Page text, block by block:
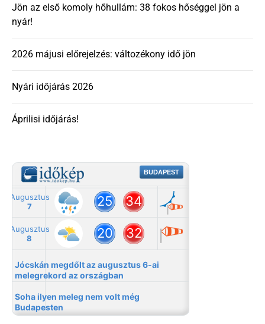
Jön az első komoly hőhullám: 38 fokos hőséggel jön a
nyár!
2026 májusi előrejelzés: változékony idő jön
Nyári időjárás 2026
Áprilisi időjárás!